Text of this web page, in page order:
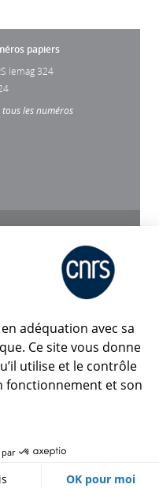
papiers
lemag 324
tous les numéros
CNRS
adéquation avec sa
Ce site vous donne
utilise et le contrôle
fonctionnement et son
OK pour moi